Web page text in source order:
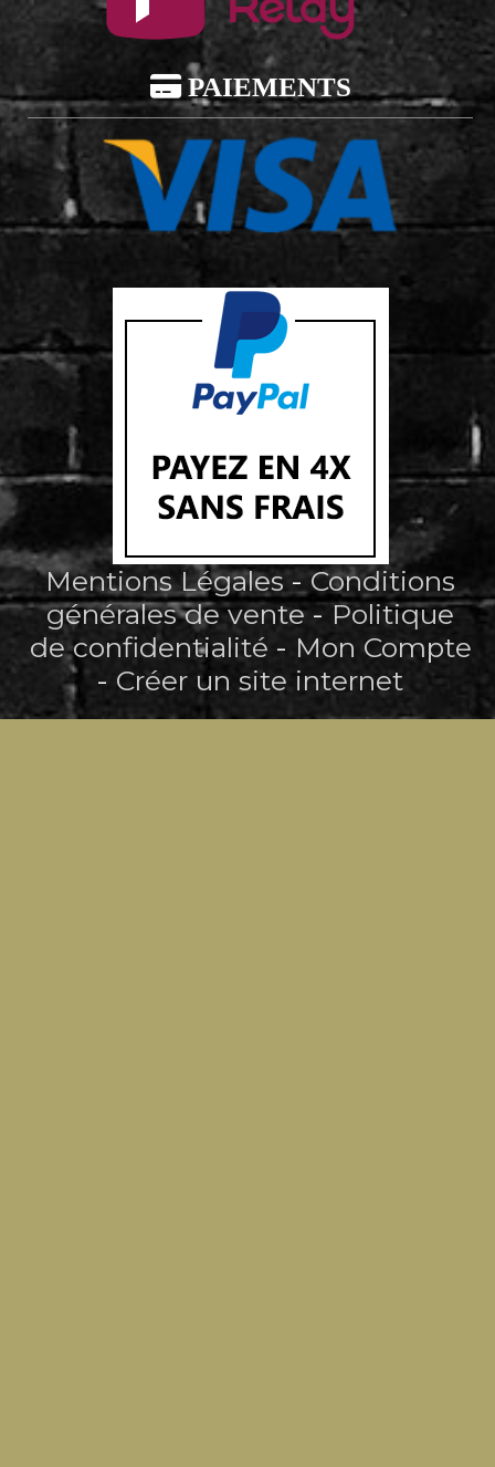
 PAIEMENTS
Mentions Légales
Conditions
générales de vente
Politique
de confidentialité
Mon Compte
Créer un site internet